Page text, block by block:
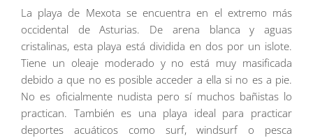
La playa de Mexota se encuentra en el extremo más
occidental de Asturias. De arena blanca y aguas
cristalinas, esta playa está dividida en dos por un islote.
Tiene un oleaje moderado y no está muy masificada
debido a que no es posible acceder a ella si no es a pie.
No es oficialmente nudista pero sí muchos bañistas lo
practican. También es una playa ideal para practicar
deportes acuáticos como surf, windsurf o pesca